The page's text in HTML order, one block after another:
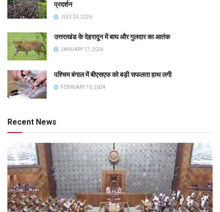
प्रदर्शन
JULY 24, 2026
उत्तराखंड के देहरादून में बाघ और गुलदार का आतंक
JANUARY 17, 2024
पश्चिम बंगाल में बीएसएफ को बड़ी सफलता हाथ लगी
FEBRUARY 10, 2024
Recent News